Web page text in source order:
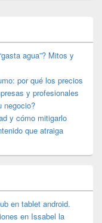
agua”? Mitos y
por qué los precios
y profesionales
negocio?
y cómo mitigarlo
que atraiga
en tablet android.
en Issabel la